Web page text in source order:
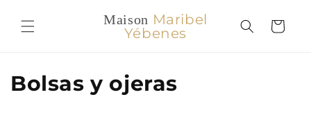
al contenido
Maison Maribel
Yébenes
Carrito
C
Bolsas y ojeras